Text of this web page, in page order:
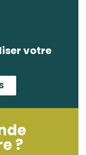
votre
?